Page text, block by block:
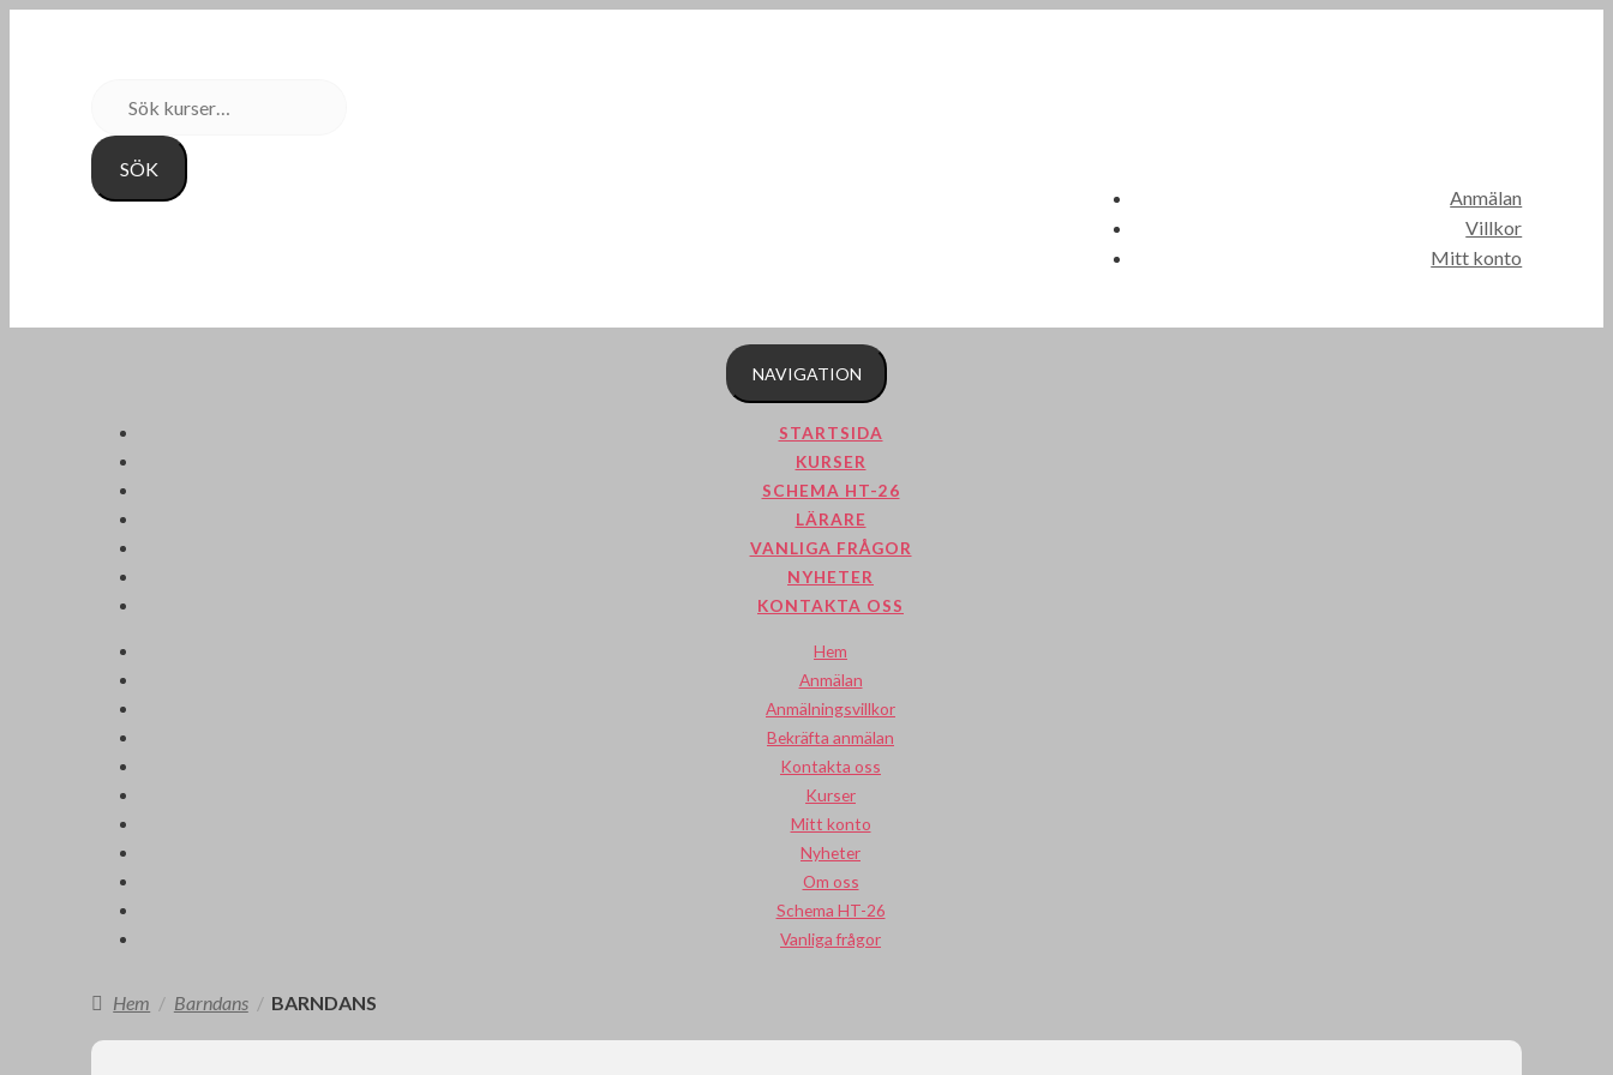
Anmälan
Villkor
Mitt konto
NAVIGATION
STARTSIDA
KURSER
SCHEMA HT-26
LÄRARE
VANLIGA FRÅGOR
NYHETER
KONTAKTA OSS
Hem
Anmälan
Anmälningsvillkor
Bekräfta anmälan
Kontakta oss
Kurser
Mitt konto
Nyheter
Om oss
Schema HT-26
Vanliga frågor
Hem / Barndans / BARNDANS